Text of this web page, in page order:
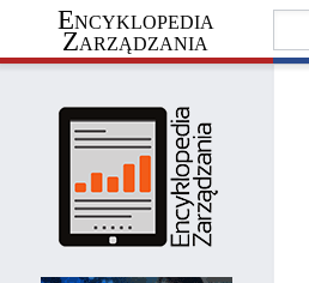
Encyklopedia
Zarządzania